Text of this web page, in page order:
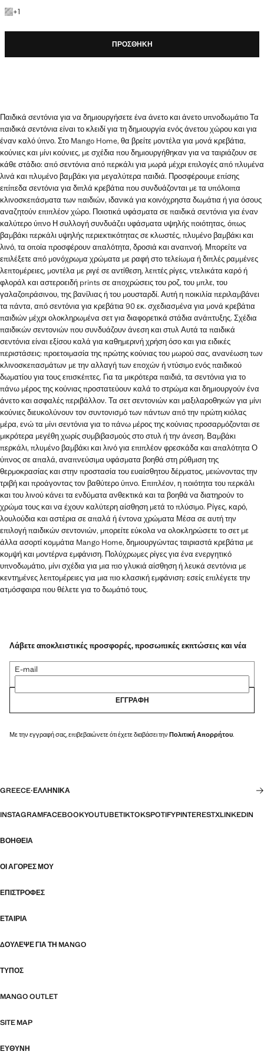
+1
+1 χρώμα
ΠΡΟΣΘΉΚΗ
Παιδικά σεντόνια για να δημιουργήσετε ένα άνετο και άνετο υπνοδωμάτιο Τα
παιδικά σεντόνια είναι το κλειδί για τη δημιουργία ενός άνετου χώρου και για
έναν καλό ύπνο. Στο Mango Home, θα βρείτε μοντέλα για μονά κρεβάτια,
κούνιες και μίνι κούνιες, με σχέδια που δημιουργήθηκαν για να ταιριάζουν σε
κάθε στάδιο: από σεντόνια από περκάλι για μωρά μέχρι επιλογές από πλυμένα
λινά και πλυμένο βαμβάκι για μεγαλύτερα παιδιά. Προσφέρουμε επίσης
επίπεδα σεντόνια για διπλά κρεβάτια που συνδυάζονται με τα υπόλοιπα
κλινοσκεπάσματα των παιδιών, ιδανικά για κοινόχρηστα δωμάτια ή για όσους
αναζητούν επιπλέον χώρο. Ποιοτικά υφάσματα σε παιδικά σεντόνια για έναν
καλύτερο ύπνο Η συλλογή συνδυάζει υφάσματα υψηλής ποιότητας, όπως
βαμβάκι περκάλι υψηλής περιεκτικότητας σε κλωστές, πλυμένο βαμβάκι και
λινό, τα οποία προσφέρουν απαλότητα, δροσιά και αναπνοή. Μπορείτε να
επιλέξετε από μονόχρωμα χρώματα με ραφή στο τελείωμα ή διπλές ραμμένες
λεπτομέρειες, μοντέλα με ριγέ σε αντίθεση, λεπτές ρίγες, ντελικάτα καρό ή
φλοράλ και αστεροειδή prints σε αποχρώσεις του ροζ, του μπλε, του
γαλαζοπράσινου, της βανίλιας ή του μουσταρδί. Αυτή η ποικιλία περιλαμβάνει
τα πάντα, από σεντόνια για κρεβάτια 90 εκ. σχεδιασμένα για μονά κρεβάτια
παιδιών μέχρι ολοκληρωμένα σετ για διαφορετικά στάδια ανάπτυξης. Σχέδια
παιδικών σεντονιών που συνδυάζουν άνεση και στυλ Αυτά τα παιδικά
σεντόνια είναι εξίσου καλά για καθημερινή χρήση όσο και για ειδικές
περιστάσεις: προετοιμασία της πρώτης κούνιας του μωρού σας, ανανέωση των
κλινοσκεπασμάτων με την αλλαγή των εποχών ή ντύσιμο ενός παιδικού
δωματίου για τους επισκέπτες. Για τα μικρότερα παιδιά, τα σεντόνια για το
πάνω μέρος της κούνιας προστατεύουν καλά το στρώμα και δημιουργούν ένα
άνετο και ασφαλές περιβάλλον. Τα σετ σεντονιών και μαξιλαροθηκών για μίνι
κούνιες διευκολύνουν τον συντονισμό των πάντων από την πρώτη κιόλας
μέρα, ενώ τα μίνι σεντόνια για το πάνω μέρος της κούνιας προσαρμόζονται σε
μικρότερα μεγέθη χωρίς συμβιβασμούς στο στυλ ή την άνεση. Βαμβάκι
περκάλι, πλυμένο βαμβάκι και λινό για επιπλέον φρεσκάδα και απαλότητα Ο
ύπνος σε απαλά, αναπνεύσιμα υφάσματα βοηθά στη ρύθμιση της
θερμοκρασίας και στην προστασία του ευαίσθητου δέρματος, μειώνοντας την
τριβή και προάγοντας τον βαθύτερο ύπνο. Επιπλέον, η ποιότητα του περκάλι
και του λινού κάνει τα ενδύματα ανθεκτικά και τα βοηθά να διατηρούν το
χρώμα τους και να έχουν καλύτερη αίσθηση μετά το πλύσιμο. Ρίγες, καρό,
λουλούδια και αστέρια σε απαλά ή έντονα χρώματα Μέσα σε αυτή την
επιλογή παιδικών σεντονιών, μπορείτε εύκολα να ολοκληρώσετε το σετ με
άλλα ασορτί κομμάτια Mango Home, δημιουργώντας ταιριαστά κρεβάτια με
κομψή και μοντέρνα εμφάνιση. Πολύχρωμες ρίγες για ένα ενεργητικό
υπνοδωμάτιο, μίνι σχέδια για μια πιο γλυκιά αίσθηση ή λευκά σεντόνια με
κεντημένες λεπτομέρειες για μια πιο κλασική εμφάνιση: εσείς επιλέγετε την
ατμόσφαιρα που θέλετε για το δωμάτιό τους.
Λάβετε αποκλειστικές προσφορές, προσωπικές εκπτώσεις και νέα
E-mail
ΕΓΓΡΑΦΉ
Με την εγγραφή σας, επιβεβαιώνετε ότι έχετε διαβάσει την Πολιτική Απορρήτου.
GREECE·ΕΛΛΗΝΙΚΆ
INSTAGRAMFACEBOOKYOUTUBETIKTOKSPOTIFYPINTERESTXLINKEDIN
ΒΟΉΘΕΙΑ
ΟΙ ΑΓΟΡΈΣ ΜΟΥ
ΕΠΙΣΤΡΟΦΈΣ
ΕΤΑΙΡΊΑ
ΔΟΎΛΕΨΕ ΓΙΑ ΤΗ MANGO
ΤΎΠΟΣ
MANGO OUTLET
SITE MAP
ΕΥΘΥΝΗ